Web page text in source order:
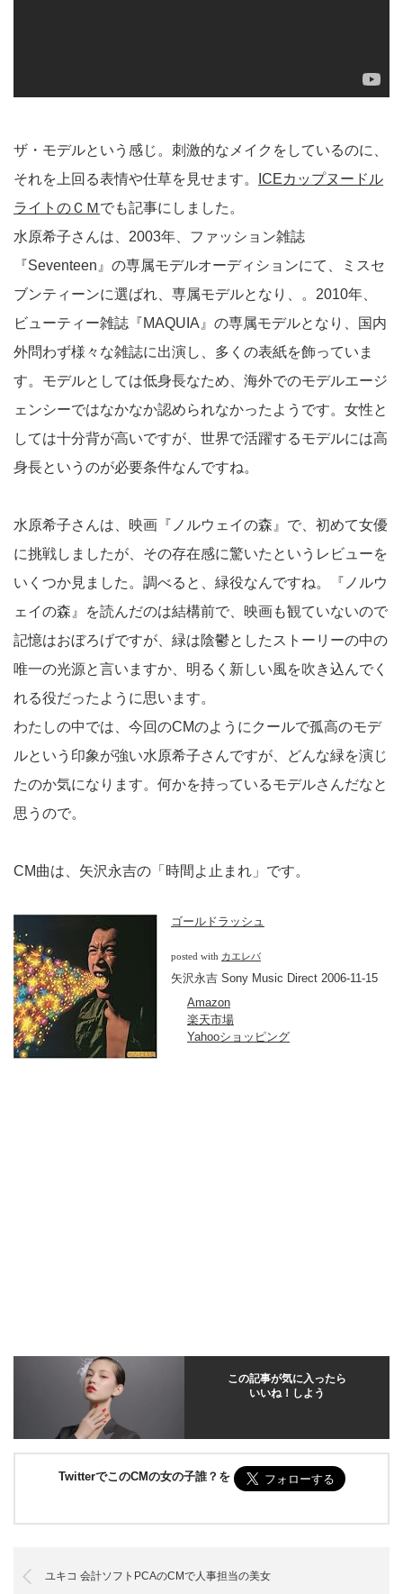
ザ・モデルという感じ。刺激的なメイクをしているのに、
それを上回る表情や仕草を見せます。
ICEカップヌードル
ライトのＣＭでも記事にしました。
水原希子さんは、2003年、ファッション雑誌
『Seventeen』の専属モデルオーディションにて、ミスセ
ブンティーンに選ばれ、専属モデルとなり、。2010年、
ビューティー雑誌『MAQUIA』の専属モデルとなり、国内
外問わず様々な雑誌に出演し、多くの表紙を飾っていま
す。モデルとしては低身長なため、海外でのモデルエージ
ェンシーではなかなか認められなかったようです。女性と
しては十分背が高いですが、世界で活躍するモデルには高
身長というのが必要条件なんですね。
水原希子さんは、映画『ノルウェイの森』で、初めて女優
に挑戦しましたが、その存在感に驚いたというレビューを
いくつか見ました。調べると、緑役なんですね。『ノルウ
ェイの森』を読んだのは結構前で、映画も観ていないので
記憶はおぼろげですが、緑は陰鬱としたストーリーの中の
唯一の光源と言いますか、明るく新しい風を吹き込んでく
れる役だったように思います。
わたしの中では、今回のCMのようにクールで孤高のモデ
ルという印象が強い水原希子さんですが、どんな緑を演じ
たのか気になります。何かを持っているモデルさんだなと
思うので。
CM曲は、矢沢永吉の「時間よ止まれ」です。
ゴールドラッシュ
posted with カエレバ
矢沢永吉 Sony Music Direct 2006-11-15
Amazon
楽天市場
Yahooショッピング
この記事が気に入ったら
いいね！しよう
TwitterでこのCMの女の子誰？を
ユキコ 会計ソフトPCAのCMで人事担当の美女